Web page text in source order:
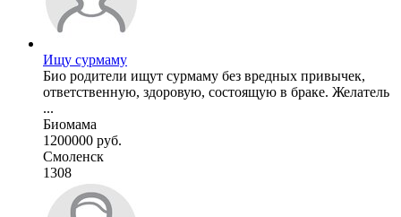
Ищу сурмаму
Био родители ищут сурмаму без вредных привычек,
ответственную, здоровую, состоящую в браке. Желатель
...
Биомама
1200000 руб.
Смоленск
1308